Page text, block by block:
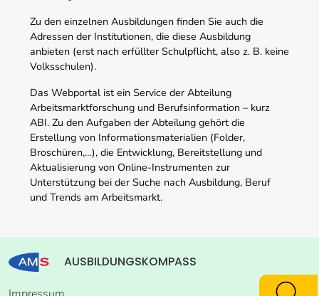
Zu den einzelnen Ausbildungen finden Sie auch die
Adressen der Institutionen, die diese Ausbildung
anbieten (erst nach erfüllter Schulpflicht, also z. B. keine
Volksschulen).
Das Webportal ist ein Service der Abteilung
Arbeitsmarktforschung und Berufsinformation – kurz
ABI. Zu den Aufgaben der Abteilung gehört die
Erstellung von Informationsmaterialien (Folder,
Broschüren,…), die Entwicklung, Bereitstellung und
Aktualisierung von Online-Instrumenten zur
Unterstützung bei der Suche nach Ausbildung, Beruf
und Trends am Arbeitsmarkt.
AUSBILDUNGSKOMPASS